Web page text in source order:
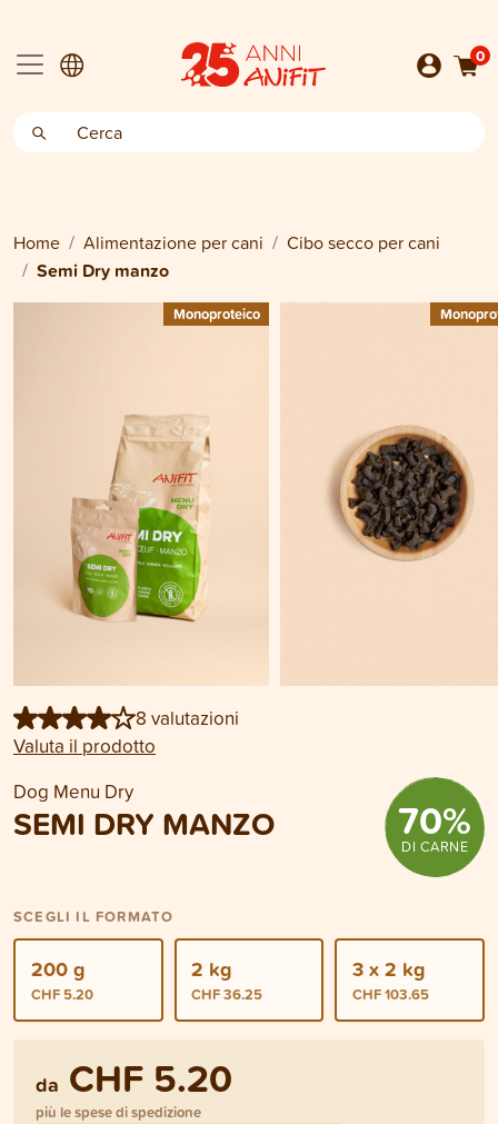
0
Home Alimentazione per cani Cibo secco per cani
Semi Dry manzo
Monoproteico
8 valutazioni
Valuta il prodotto
Dog Menu Dry
SEMI DRY MANZO 70%
DI CARNE
SCEGLI IL FORMATO
200 g
CHF 5.20
2 kg
CHF 36.25
3 x 2 kg
CHF 103.65
da CHF 5.20
più le spese di spedizione